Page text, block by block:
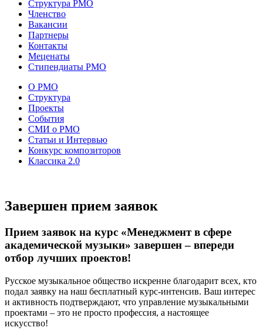
Структура РМО
Членство
Вакансии
Партнеры
Контакты
Меценаты
Стипендиаты РМО
О РМО
Структура
Проекты
События
СМИ о РМО
Статьи и Интервью
Конкурс композиторов
Классика 2.0
Завершен прием заявок
Прием заявок на курс «Менеджмент в сфере
академической музыки» завершен – впереди
отбор лучших проектов!
Русское музыкальное общество искренне благодарит всех, кто
подал заявку на наш бесплатный курс-интенсив. Ваш интерес
и активность подтверждают, что управление музыкальными
проектами – это не просто профессия, а настоящее
искусство!